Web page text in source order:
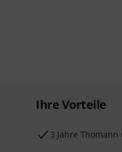
Ihre Vorteile
3 Jahre Thomann